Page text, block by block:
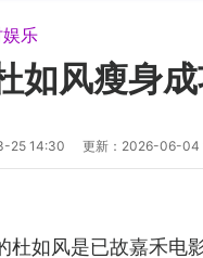
乐
如风瘦身
25 14:30 更新： 2026-06-04
杜如风是已故嘉禾电